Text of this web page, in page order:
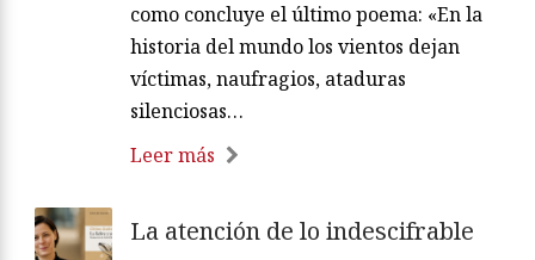
como concluye el último poema: «En la
historia del mundo los vientos dejan
víctimas, naufragios, ataduras
silenciosas…
Leer más
La atención de lo indescifrable